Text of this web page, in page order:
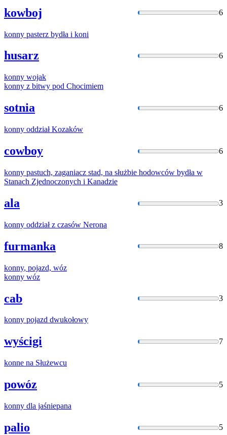
kowboj 6
konny pasterz bydła i koni
husarz 6
konny wojak
konny z bitwy pod Chocimiem
sotnia 6
konny oddział Kozaków
cowboy 6
konny pastuch, zaganiacz stad, na służbie hodowców bydła w
Stanach Zjednoczonych i Kanadzie
ala 3
konny oddział z czasów Nerona
furmanka 8
konny, pojazd, wóz
konny wóz
cab 3
konny pojazd dwukołowy
wyścigi 7
konne na Służewcu
powóz 5
konny dla jaśniepana
palio 5